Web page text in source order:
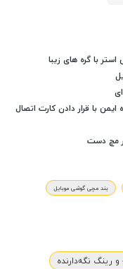
با گره های زیبا
با قرار دادن کارت اتصال
مچ دست
بند مچی گوشی موبایل
و رینگ نگه‌دارنده